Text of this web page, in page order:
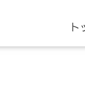
ト